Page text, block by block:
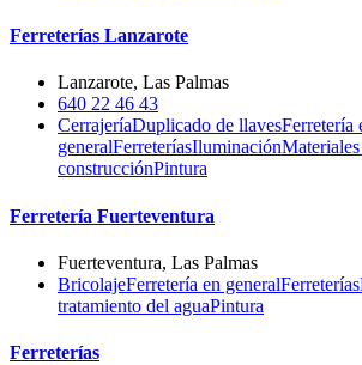
Ferreterías Lanzarote
Lanzarote, Las Palmas
640 22 46 43
CerrajeríaDuplicado de llavesFerretería
generalFerreteríasIluminación
construcciónPintura
Ferretería Fuerteventura
Fuerteventura, Las Palmas
BricolajeFerretería en generalFerreterías
tratamiento del aguaPintura
Ferreterías